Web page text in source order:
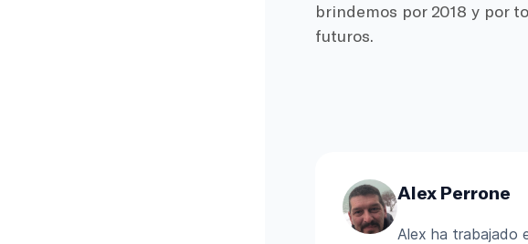
brindemos por 2018 y por
futuros.
Alex Perrone
Alex ha trabajado